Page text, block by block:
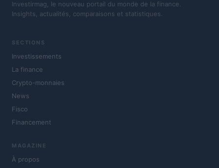
Investirmag, le nouveau portail du monde de la finance.
Insights, actualités, comparaisons et statistiques.
SECTIONS
Investissements
La finance
Crypto-monnaies
News
Fisco
Financement
MAGAZINE
À propos